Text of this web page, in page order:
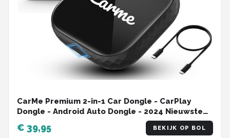
CarMe Premium 2-in-1 Car Dongle - CarPlay
Dongle - Android Auto Dongle - 2024 Nieuwste
Model - Draadloos CarPlay & Android Auto -
Zwart
€ 39,95 BEKIJK OP BOL